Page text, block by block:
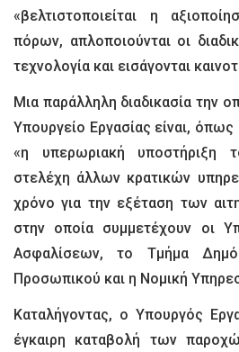
«βελτιστοποιείται η
πόρων, απλοποιούνται οι
τεχνολογία και εισάγονται
Μια παράλληλη διαδικασία την
Υπουργείο Εργασίας είναι,
«η υπερωριακή υποστήριξη
στελέχη άλλων κρατικών
χρόνο για την εξέταση των
στην οποία συμμετέχουν οι
Ασφαλίσεων, το Τμήμα
Προσωπικού και η Νομική
Καταλήγοντας, ο Υπουργός
έγκαιρη καταβολή των